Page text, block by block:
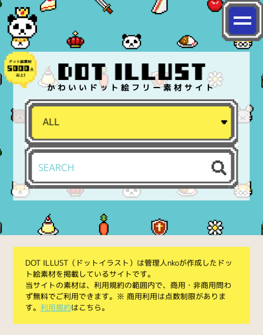
かわいいドット絵フリー素材サイト
DOT ILLUST（ドットイラスト）は管理人nkoが作成したドッ
ト絵素材を掲載しているサイトです。
当サイトの素材は、利用規約の範囲内で、商用・非商用問わ
ず無料でご利用できます。※ 商用利用は点数制限がありま
す。 利用規約はこちら。